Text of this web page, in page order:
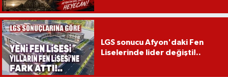
LGS sonucu Afyon'daki Fen
Liselerinde lider değişti!..